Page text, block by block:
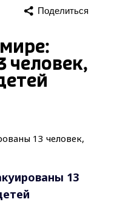
Поделиться
человек,
13